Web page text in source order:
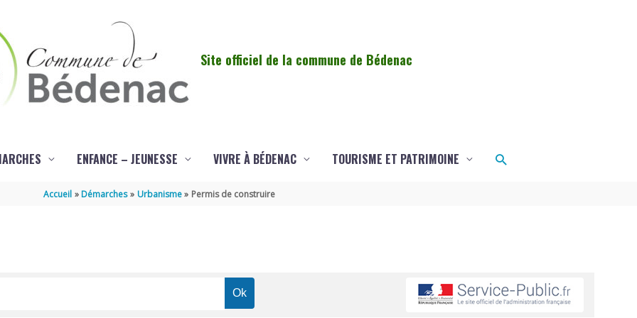
Site officiel de la commune de Bédenac
ENFANCE – JEUNESSE VIVRE À BÉDENAC TOURISME ET PATRIMOINE Rechercher
Accueil Démarches Urbanisme Permis de construire